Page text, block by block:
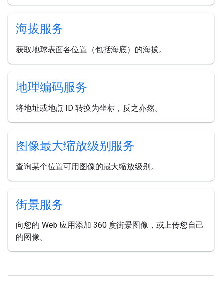
海拔服务
获取地球表面各位置（包括海底）的海拔。
地理编码服务
将地址或地点 ID 转换为坐标，反之亦然。
图像最大缩放级别服务
查询某个位置可用图像的最大缩放级别。
街景服务
向您的 Web 应用添加 360 度街景图像，或上传您自己
的图像。